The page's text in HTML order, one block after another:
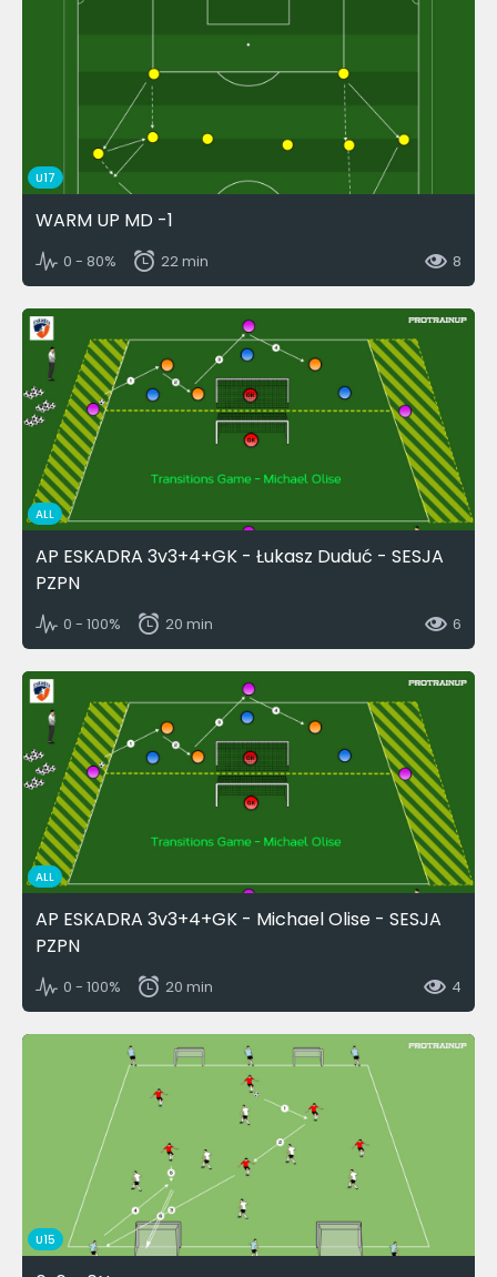
U17
WARM UP MD -1
0 - 80% 22 min 8
ALL
AP ESKADRA 3v3+4+GK - Łukasz Duduć - SESJA
PZPN
0 - 100% 20 min 6
ALL
AP ESKADRA 3v3+4+GK - Michael Olise - SESJA
PZPN
0 - 100% 20 min 4
U15